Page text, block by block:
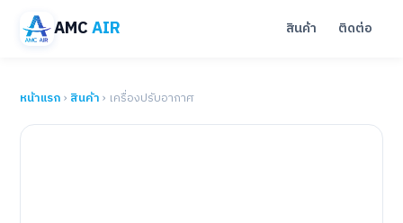
AMCAIR สินค้า ติดต่อ
หน้าแรก› สินค้า› เครื่องปรับอากาศ